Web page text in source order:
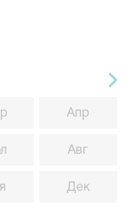
Апр
Авг
Дек